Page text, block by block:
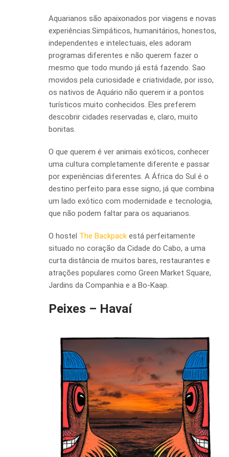
Aquarianos são apaixonados por viagens e novas
experiências.Simpáticos, humanitários, honestos,
independentes e intelectuais, eles adoram
programas diferentes e não querem fazer o
mesmo que todo mundo já está fazendo. Sao
movidos pela curiosidade e criatividade, por isso,
os nativos de Aquário não querem ir a pontos
turísticos muito conhecidos. Eles preferem
descobrir cidades reservadas e, claro, muito
bonitas.
O que querem é ver animais exóticos, conhecer
uma cultura completamente diferente e passar
por experiências diferentes. A África do Sul é o
destino perfeito para esse signo, já que combina
um lado exótico com modernidade e tecnologia,
que não podem faltar para os aquarianos.
O hostel The Backpack está perfeitamente
situado no coração da Cidade do Cabo, a uma
curta distância de muitos bares, restaurantes e
atrações populares como Green Market Square,
Jardins da Companhia e a Bo-Kaap.
Peixes – Havaí